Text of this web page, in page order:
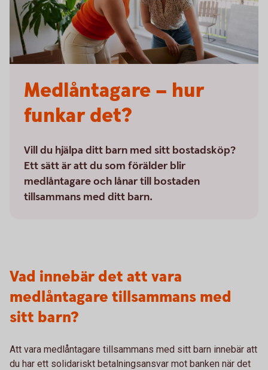
Medlåntagare – hur
funkar det?
Vill du hjälpa ditt barn med sitt bostadsköp?
Ett sätt är att du som förälder blir
medlåntagare och lånar till bostaden
tillsammans med ditt barn.
Vad innebär det att vara
medlåntagare tillsammans med
sitt barn?
Att vara medlåntagare tillsammans med sitt barn innebär att
du har ett solidariskt betalningsansvar mot banken när det